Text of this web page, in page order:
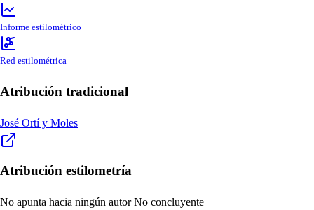
Informe estilométrico
Red estilométrica
Atribución tradicional
José Ortí y Moles
Atribución estilometría
No apunta hacia ningún autor No concluyente